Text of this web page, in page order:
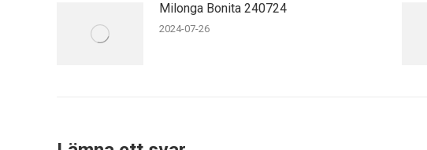
Milonga Bonita 240724
2024-07-26